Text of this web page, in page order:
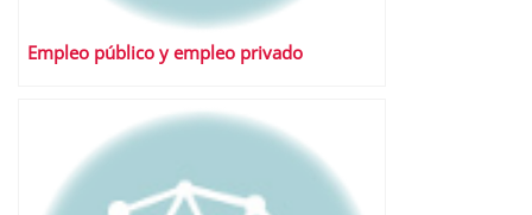
Empleo público y empleo privado